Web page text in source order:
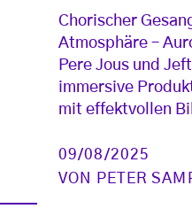
Chorischer
Atmosphäre –
Pere Jous und
immersive
mit effektvollen
09/08/2025
VON
PETER